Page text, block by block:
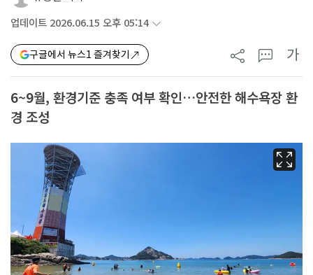
업데이트 2026.06.15 오후 05:14
구글에서 뉴스1 즐겨찾기 가
6~9월, 환경기준 충족 여부 확인…안전한 해수욕장 환
경 조성